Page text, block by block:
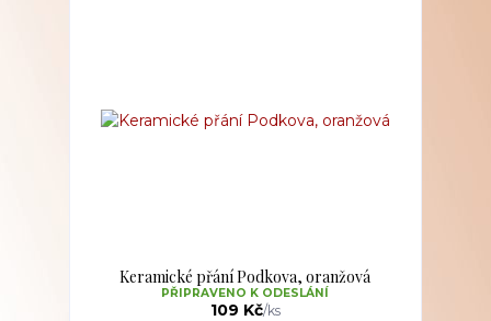
Keramické přání Podkova, oranžová
109 Kč/ks
PŘIPRAVENO K ODESLÁNÍ